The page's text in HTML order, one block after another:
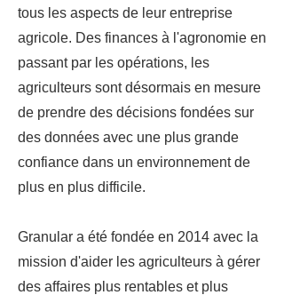
tous les aspects de leur entreprise
agricole. Des finances à l'agronomie en
passant par les opérations, les
agriculteurs sont désormais en mesure
de prendre des décisions fondées sur
des données avec une plus grande
confiance dans un environnement de
plus en plus difficile.
Granular a été fondée en 2014 avec la
mission d'aider les agriculteurs à gérer
des affaires plus rentables et plus